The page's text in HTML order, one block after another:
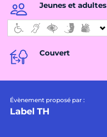
Jeunes et adultes
Couvert
Évènement proposé par :
Label TH